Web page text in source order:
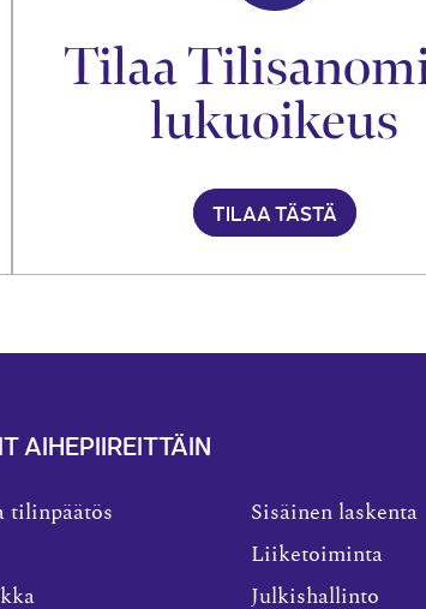
Tilaa
lukuoikeus
TILAA TÄSTÄ
AIHEPIIREITTÄIN
tilinpäätös
Sisäinen laskenta
Liiketoiminta
Julkishallinto